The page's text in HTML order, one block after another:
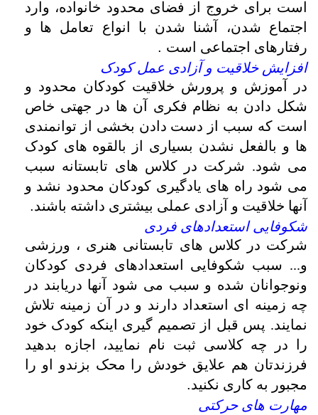
است برای خروج از فضای محدود خانواده، وارد
اجتماع شدن، آشنا شدن با انواع تعامل ها و
رفتارهای اجتماعی است .
افزایش خلاقیت و آزادی عمل کودک
در آموزش و پرورش خلاقیت کودکان محدود و
شکل دادن به نظام فکری آن ها در جهتی خاص
است که سبب از دست دادن بخشی از توانمندی
ها و بالفعل نشدن بسیاری از بالقوه های کودک
می شود. شرکت در کلاس های تابستانه سبب
می شود راه های یادگیری کودکان محدود نشد و
آنها خلاقیت و آزادی عملی بیشتری داشته باشند.
شکوفایی استعدادهای فردی
شرکت در کلاس های تابستانی هنری ، ورزشی
و... سبب شکوفایی استعدادهای فردی کودکان
ونوجوانان شده و سبب می شود آنها دریابند در
چه زمینه ای استعداد دارند و در آن زمینه تلاش
نمایند. پس قبل از تصمیم گیری اینکه کودک خود
را در چه کلاسی ثبت نام نمایید، اجازه بدهید
فرزندتان هم علایق خودش را محک بزندو او را
مجبور به کاری نکنید.
مهارت های حرکتی